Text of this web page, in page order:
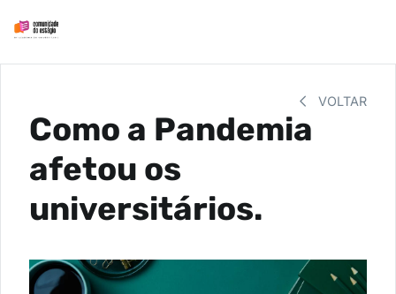
VOLTAR
Como a Pandemia
afetou os
universitários.